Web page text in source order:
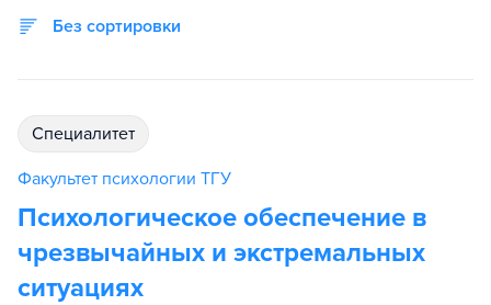
Без сортировки
специалитет
Факультет психологии ТГУ
Психологическое обеспечение в
чрезвычайных и экстремальных
ситуациях